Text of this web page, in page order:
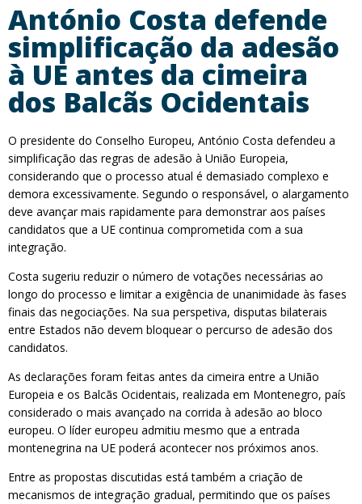
António Costa defende
simplificação da adesão
à UE antes da cimeira
dos Balcãs Ocidentais
O presidente do Conselho Europeu, António Costa defendeu a
simplificação das regras de adesão à União Europeia,
considerando que o processo atual é demasiado complexo e
demora excessivamente. Segundo o responsável, o alargamento
deve avançar mais rapidamente para demonstrar aos países
candidatos que a UE continua comprometida com a sua
integração.
Costa sugeriu reduzir o número de votações necessárias ao
longo do processo e limitar a exigência de unanimidade às fases
finais das negociações. Na sua perspetiva, disputas bilaterais
entre Estados não devem bloquear o percurso de adesão dos
candidatos.
As declarações foram feitas antes da cimeira entre a União
Europeia e os Balcãs Ocidentais, realizada em Montenegro, país
considerado o mais avançado na corrida à adesão ao bloco
europeu. O líder europeu admitiu mesmo que a entrada
montenegrina na UE poderá acontecer nos próximos anos.
Entre as propostas discutidas está também a criação de
mecanismos de integração gradual, permitindo que os países